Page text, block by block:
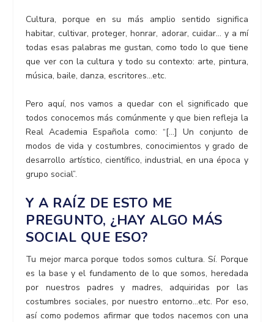
Cultura, porque en su más amplio sentido significa
habitar, cultivar, proteger, honrar, adorar, cuidar… y a mí
todas esas palabras me gustan, como todo lo que tiene
que ver con la cultura y todo su contexto: arte, pintura,
música, baile, danza, escritores…etc.
Pero aquí, nos vamos a quedar con el significado que
todos conocemos más comúnmente y que bien refleja la
Real Academia Española como: “[…] Un conjunto de
modos de vida y costumbres, conocimientos y grado de
desarrollo artístico, científico, industrial, en una época y
grupo social”.
Y A RAÍZ DE ESTO ME
PREGUNTO, ¿HAY ALGO MÁS
SOCIAL QUE ESO?
Tu mejor marca porque todos somos cultura. Sí. Porque
es la base y el fundamento de lo que somos, heredada
por nuestros padres y madres, adquiridas por las
costumbres sociales, por nuestro entorno…etc. Por eso,
así como podemos afirmar que todos nacemos con una